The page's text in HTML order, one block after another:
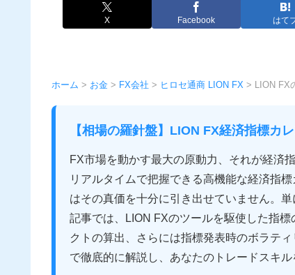
X Facebook はて
ホーム > お金 > FX会社 > ヒロセ通商 LION FX > LION FX
【相場の羅針盤】LION FX経済指標カ
FX市場を動かす最大の原動力、それが経済
リアルタイムで把握できる高機能な経済指
はその真価を十分に引き出せていません。
記事では、LION FXのツールを駆使した指
クトの算出、さらには指標発表時のボラテ
で徹底的に解説し、あなたのトレードスキル